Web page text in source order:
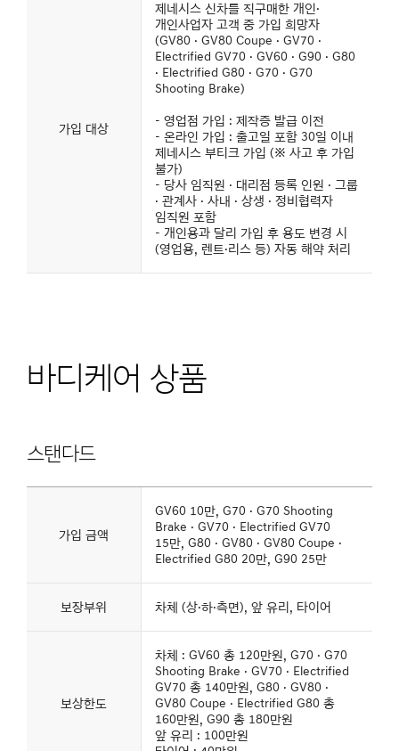
가입 대상
제네시스 신차를 직구매한 개인·
개인사업자 고객 중 가입 희망자
(GV80 · GV80 Coupe · GV70 ·
Electrified GV70 · GV60 · G90 · G80
· Electrified G80 · G70 · G70
Shooting Brake)
- 영업점 가입 : 제작증 발급 이전
- 온라인 가입 : 출고일 포함 30일 이내
제네시스 부티크 가입 (※ 사고 후 가입
불가)
- 당사 임직원 · 대리점 등록 인원 · 그룹
· 관계사 · 사내 · 상생 · 정비협력자
임직원 포함
- 개인용과 달리 가입 후 용도 변경 시
(영업용, 렌트·리스 등) 자동 해약 처리
바디케어 상품
스탠다드
가입 금액
GV60 10만, G70 · G70 Shooting
Brake · GV70 · Electrified GV70
15만, G80 · GV80 · GV80 Coupe ·
Electrified G80 20만, G90 25만
보장부위 차체 (상·하·측면), 앞 유리, 타이어
보상한도
차체 : GV60 총 120만원, G70 · G70
Shooting Brake · GV70 · Electrified
GV70 총 140만원, G80 · GV80 ·
GV80 Coupe · Electrified G80 총
160만원, G90 총 180만원
앞 유리 : 100만원